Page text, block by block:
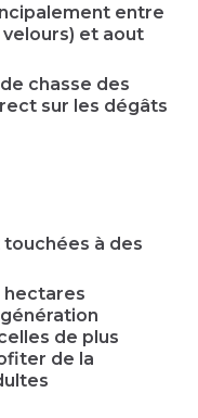
entre
et aout
chasse des
sur les dégâts
à des
hectares
de plus
de la